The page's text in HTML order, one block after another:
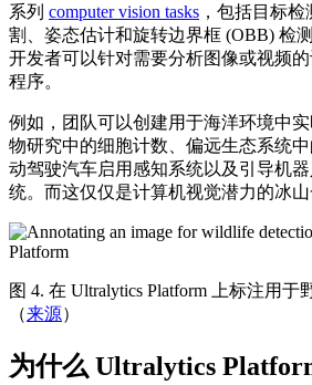
系列 computer vision tasks ，包括目标
割、姿态估计和旋转边界框 (OBB) 检
开发者可以针对需要分析图像或视频
程序。
例如，团队可以创建用于海洋环境中
物研究中的细胞计数、偏远生态系统
动驾驶汽车启用感知系统以及引导机
统。而这仅仅是计算机视觉潜力的冰山
图 4. 在 Ultralytics Platform 上标注用于
（来源）
为什么 Ultralytics